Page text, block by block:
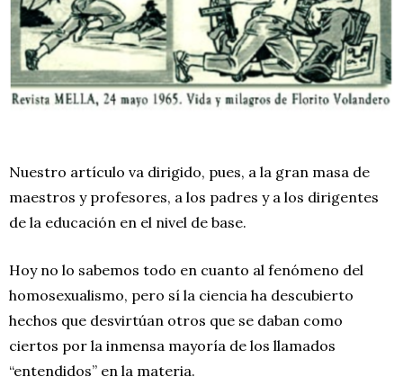
Nuestro artículo va dirigido, pues, a la gran masa de
maestros y profesores, a los padres y a los dirigentes
de la educación en el nivel de base.
Hoy no lo sabemos todo en cuanto al fenómeno del
homosexualismo, pero sí la ciencia ha descubierto
hechos que desvirtúan otros que se daban como
ciertos por la inmensa mayoría de los llamados
“entendidos” en la materia.